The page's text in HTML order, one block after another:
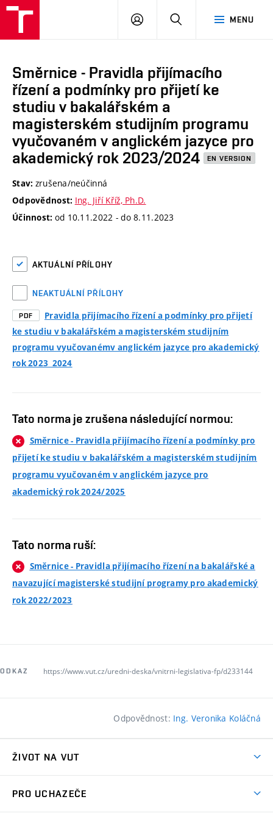
MENU
PŘIHLÁSIT
Směrnice - Pravidla přijímacího
řízení a podmínky pro přijetí ke
studiu v bakalářském a
magisterském studijním programu
vyučovaném v anglickém jazyce pro
akademický rok 2023/2024
EN VERSION
Stav: zrušena/neúčinná
Odpovědnost: Ing. Jiří Kříž, Ph.D.
Účinnost: od 10.11.2022 - do 8.11.2023
AKTUÁLNÍ PŘÍLOHY
NEAKTUÁLNÍ PŘÍLOHY
PDF
Pravidla přijímacího řízení a podmínky pro přijetí
ke studiu v bakalářském a magisterském studijním
programu vyučovanémv anglickém jazyce pro akademický
rok 2023_2024
Tato norma je zrušena následující normou:
Směrnice - Pravidla přijímacího řízení a podmínky pro
přijetí ke studiu v bakalářském a magisterském studijním
programu vyučovaném v anglickém jazyce pro
akademický rok 2024/2025
Tato norma ruší:
Směrnice - Pravidla přijímacího řízení na bakalářské a
navazující magisterské studijní programy pro akademický
rok 2022/2023
ODKAZ https://www.vut.cz/uredni-deska/vnitrni-legislativa-fp/d233144
Odpovědnost: Ing. Veronika Koláčná
ŽIVOT NA VUT
PRO UCHAZEČE